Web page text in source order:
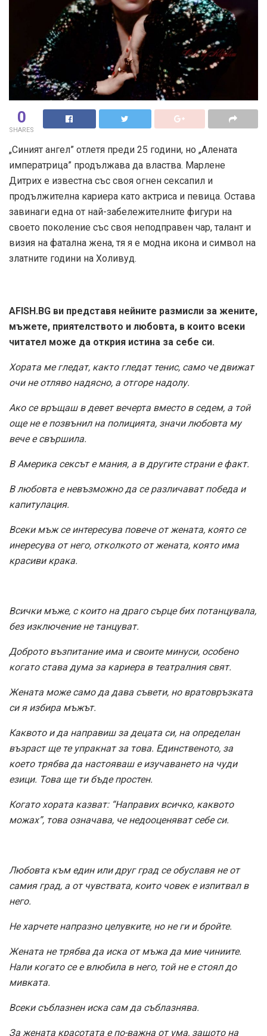
0
SHARES
„Синият ангел” отлетя преди 25 години, но „Алената
императрица” продължава да властва. Марлене
Дитрих e известна със своя огнен сексапил и
продължителна кариера като актриса и певица. Остава
завинаги една от най-забележителните фигури на
своето поколение със своя неподправен чар, талант и
визия на фатална жена, тя я е модна икона и символ на
златните години на Холивуд.
AFISH.BG ви представя нейните размисли за жените,
мъжете, приятелството и любовта, в които всеки
читател може да открия истина за себе си.
Хората ме гледат, както гледат тенис, само че движат
очи не отляво надясно, а отгоре надолу.
Ако се връщаш в девет вечерта вместо в седем, а той
още не е позвънил на полицията, значи любовта му
вече е свършила.
В Америка сексът е мания, а в другите страни е факт.
В любовта е невъзможно да се различават победа и
капитулация.
Всеки мъж се интересува повече от жената, която се
инересува от него, отколкото от жената, която има
красиви крака.
Всички мъже, с които на драго сърце бих потанцувала,
без изключение не танцуват.
Доброто възпитание има и своите минуси, особено
когато става дума за кариера в театралния свят.
Жената може само да дава съвети, но вратовръзката
си я избира мъжът.
Каквото и да направиш за децата си, на определан
възраст ще те упракнат за това. Единственото, за
което трябва да настояваш е изучаването на чуди
езици. Това ще ти бъде простен.
Когато хората казват: “Направих всичко, каквото
можах”, това означава, че недооценяват себе си.
Любовта към един или друг град се обуславя не от
самия град, а от чувствата, които човек е изпитвал в
него.
Не харчете напразно целувките, но не ги и бройте.
Жената не трябва да иска от мъжа да мие чиниите.
Нали когато се е влюбила в него, той не е стоял до
мивката.
Всеки съблазнен иска сам да съблазнява.
За жената красотата е по-важна от ума, защото на